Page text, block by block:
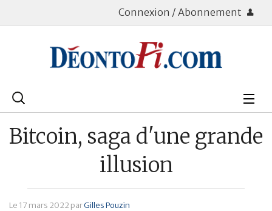
Connexion / Abonnement
Rechercher
Déontologie
Assurance Vie
Bitcoin, saga d'une grande
illusion
Le 17 mars 2022 parGilles Pouzin